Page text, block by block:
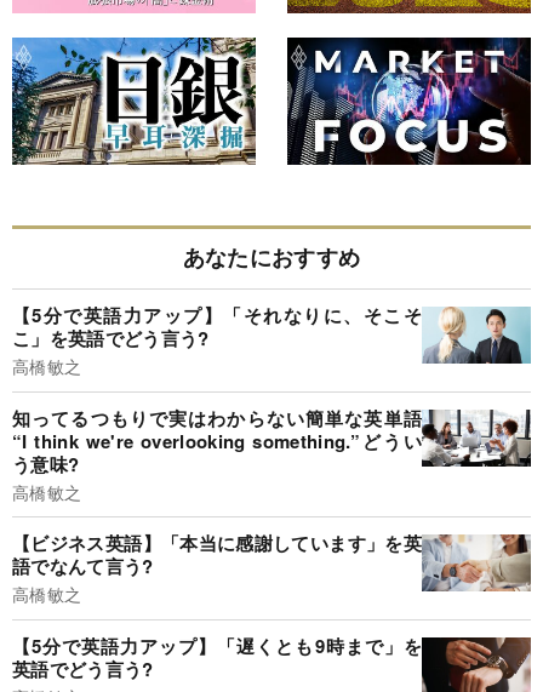
あなたにおすすめ
【5分で英語力アップ】「それなりに、そこそ
こ」を英語でどう言う?
高橋敏之
知ってるつもりで実はわからない簡単な英単語
“I think we're overlooking something.”どうい
う意味?
高橋敏之
【ビジネス英語】「本当に感謝しています」を英
語でなんて言う?
高橋敏之
【5分で英語力アップ】「遅くとも9時まで」を
英語でどう言う?